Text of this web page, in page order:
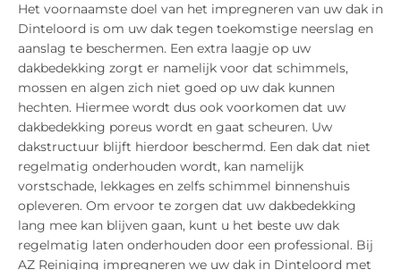
Het voornaamste doel van het impregneren van uw dak in
Dinteloord is om uw dak tegen toekomstige neerslag en
aanslag te beschermen. Een extra laagje op uw
dakbedekking zorgt er namelijk voor dat schimmels,
mossen en algen zich niet goed op uw dak kunnen
hechten. Hiermee wordt dus ook voorkomen dat uw
dakbedekking poreus wordt en gaat scheuren. Uw
dakstructuur blijft hierdoor beschermd. Een dak dat niet
regelmatig onderhouden wordt, kan namelijk
vorstschade, lekkages en zelfs schimmel binnenshuis
opleveren. Om ervoor te zorgen dat uw dakbedekking
lang mee kan blijven gaan, kunt u het beste uw dak
regelmatig laten onderhouden door een professional. Bij
AZ Reiniging impregneren we uw dak in Dinteloord met